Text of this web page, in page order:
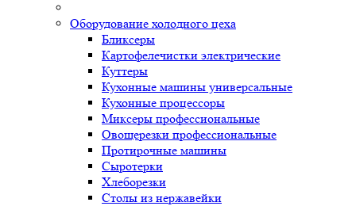
Оборудование холодного цеха
Бликсеры
Картофелечистки электрические
Куттеры
Кухонные машины универсальные
Кухонные процессоры
Миксеры профессиональные
Овощерезки профессиональные
Протирочные машины
Сыротерки
Хлеборезки
Столы из нержавейки